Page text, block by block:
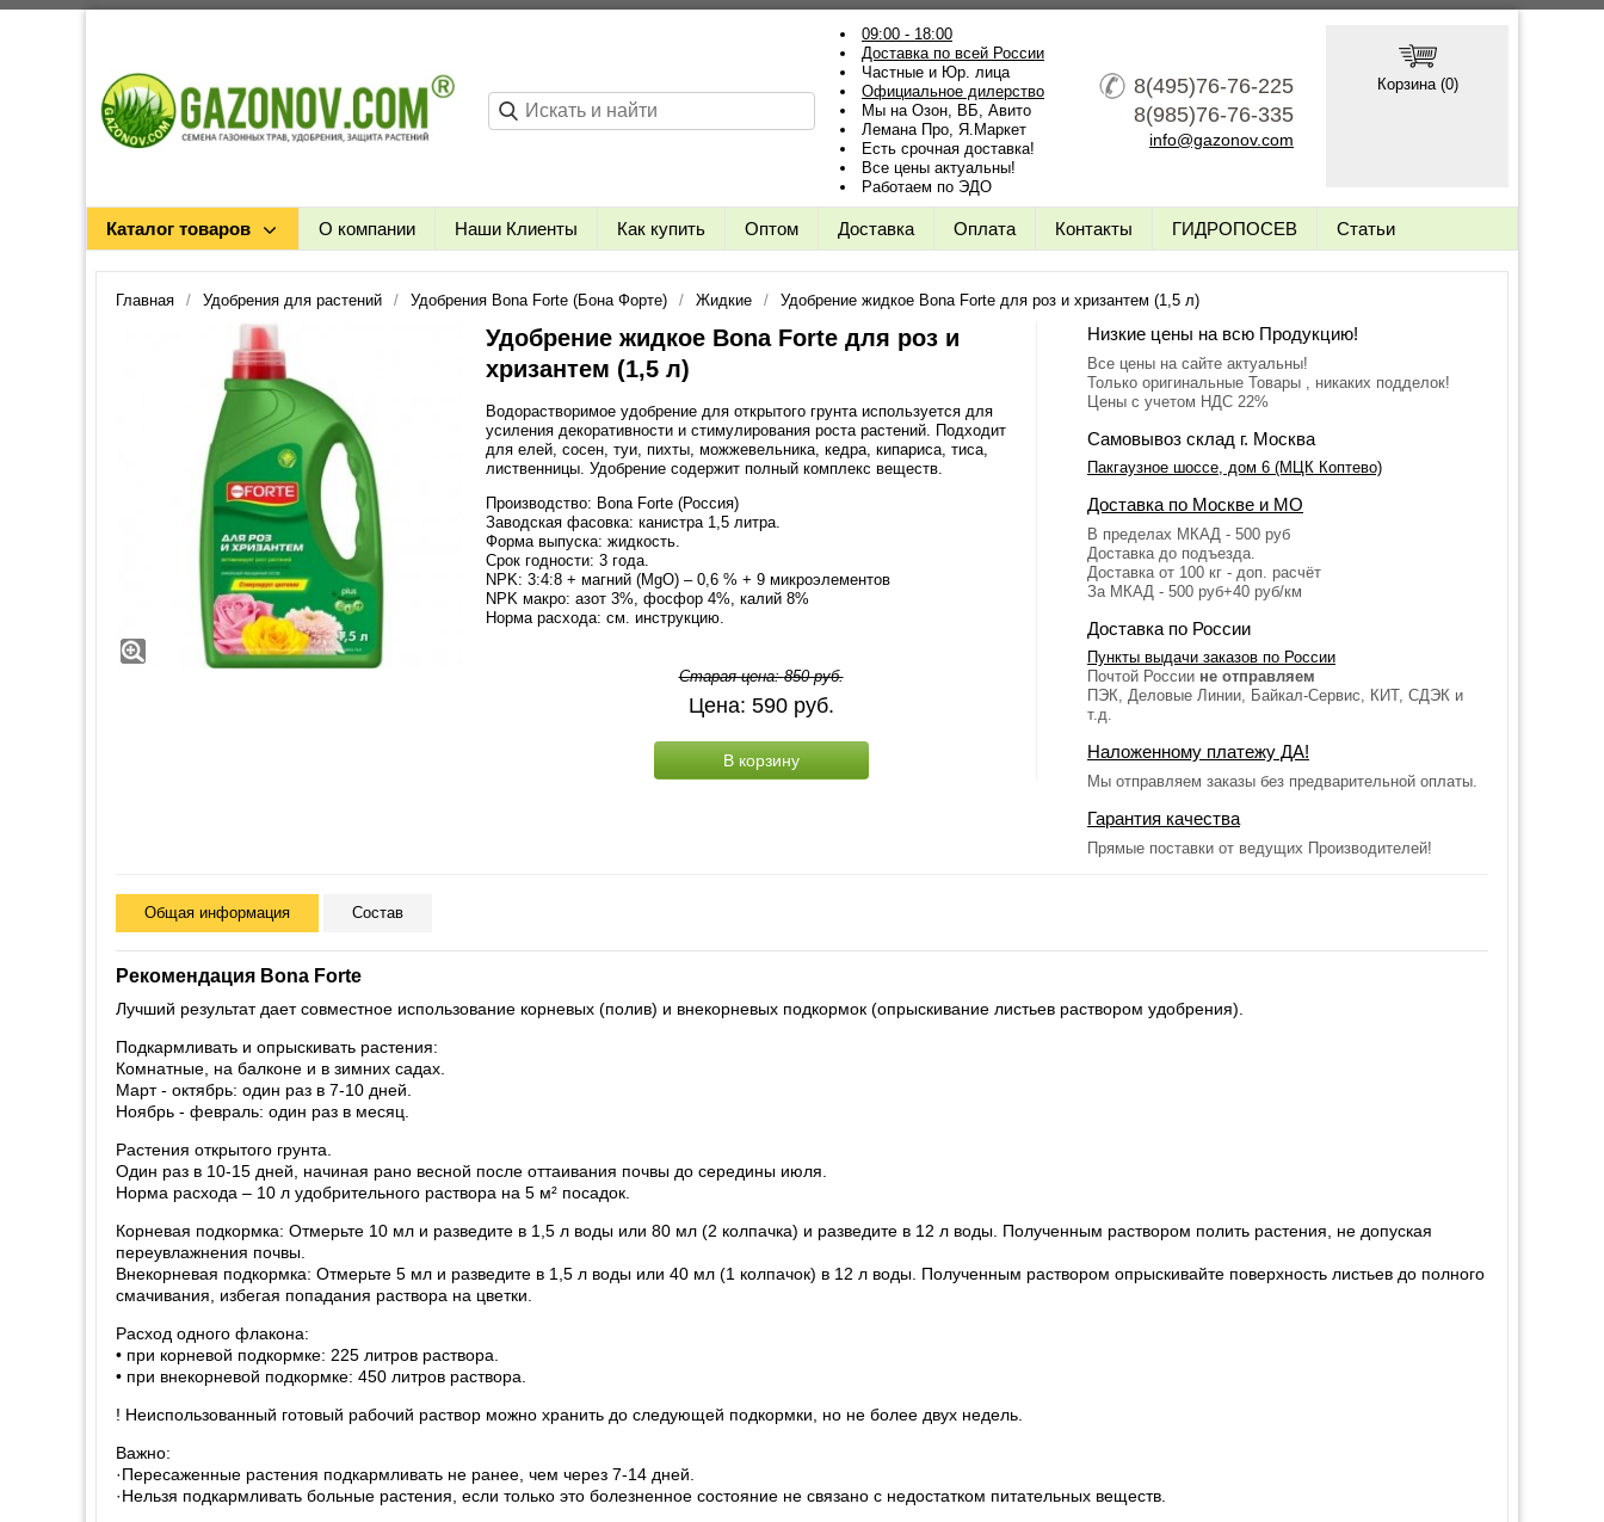
09:00 - 18:00
Доставка по всей России
Частные и Юр. лица
Официальное дилерство
Мы на Озон, ВБ, Авито
Лемана Про, Я.Маркет
Есть срочная доставка!
Все цены актуальны!
Работаем по ЭДО
8(495)76-76-225
8(985)76-76-335
info@gazonov.com
Корзина (0)
Каталог товаров О компании Наши Клиенты Как купить Оптом Доставка Оплата Контакты ГИДРОПОСЕВ Статьи
Главная Удобрения для растений Удобрения Bona Forte (Бона Форте) Жидкие Удобрение жидкое Bona Forte для роз и хризантем (1,5 л)
Удобрение жидкое Bona Forte для роз и
хризантем (1,5 л)
Водорастворимое удобрение для открытого грунта используется для
усиления декоративности и стимулирования роста растений. Подходит
для елей, сосен, туи, пихты, можжевельника, кедра, кипариса, тиса,
лиственницы. Удобрение содержит полный комплекс веществ.
Производство: Bona Forte (Россия)
Заводская фасовка: канистра 1,5 литра.
Форма выпуска: жидкость.
Срок годности: 3 года.
NPK: 3:4:8 + магний (MgO) – 0,6 % + 9 микроэлементов
NPK макро: азот 3%, фосфор 4%, калий 8%
Норма расхода: см. инструкцию.
Старая цена:850руб.
Цена: 590руб.
В корзину
Низкие цены на всю Продукцию!
Все цены на сайте актуальны!
Только оригинальные Товары , никаких подделок!
Цены с учетом НДС 22%
Самовывоз склад г. Москва
Пакгаузное шоссе, дом 6 (МЦК Коптево)
Доставка по Москве и МО
В пределах МКАД - 500 руб
Доставка до подъезда.
Доставка от 100 кг - доп. расчёт
За МКАД - 500 руб+40 руб/км
Доставка по России
Пункты выдачи заказов по России
Почтой России не отправляем
ПЭК, Деловые Линии, Байкал-Сервис, КИТ, СДЭК и
т.д.
Наложенному платежу ДА!
Мы отправляем заказы без предварительной оплаты.
Гарантия качества
Прямые поставки от ведущих Производителей!
Общая информация Состав
Рекомендация Bona Forte
Лучший результат дает совместное использование корневых (полив) и внекорневых подкормок (опрыскивание листьев раствором удобрения).
Подкармливать и опрыскивать растения:
Комнатные, на балконе и в зимних садах.
Март - октябрь: один раз в 7-10 дней.
Ноябрь - февраль: один раз в месяц.
Растения открытого грунта.
Один раз в 10-15 дней, начиная рано весной после оттаивания почвы до середины июля.
Норма расхода – 10 л удобрительного раствора на 5 м² посадок.
Корневая подкормка: Отмерьте 10 мл и разведите в 1,5 л воды или 80 мл (2 колпачка) и разведите в 12 л воды. Полученным раствором полить растения, не допуская
переувлажнения почвы.
Внекорневая подкормка: Отмерьте 5 мл и разведите в 1,5 л воды или 40 мл (1 колпачок) в 12 л воды. Полученным раствором опрыскивайте поверхность листьев до полного
смачивания, избегая попадания раствора на цветки.
Расход одного флакона:
• при корневой подкормке: 225 литров раствора.
• при внекорневой подкормке: 450 литров раствора.
! Неиспользованный готовый рабочий раствор можно хранить до следующей подкормки, но не более двух недель.
Важно:
·Пересаженные растения подкармливать не ранее, чем через 7-14 дней.
·Нельзя подкармливать больные растения, если только это болезненное состояние не связано с недостатком питательных веществ.